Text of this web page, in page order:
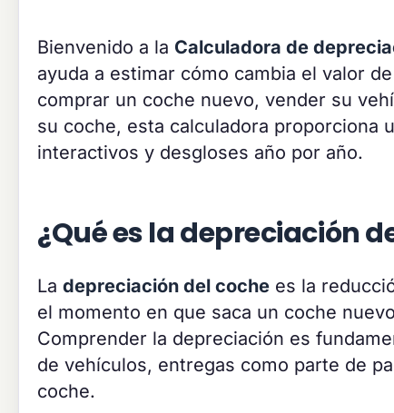
Bienvenido a la Calculadora de
ayuda a estimar cómo cambia el valor
comprar un coche nuevo, vender su
su coche, esta calculadora proporciona
interactivos y desgloses año por año.
¿Qué es la depreciación
La depreciación del coche es la
el momento en que saca un coche
Comprender la depreciación es
de vehículos, entregas como parte de
coche.